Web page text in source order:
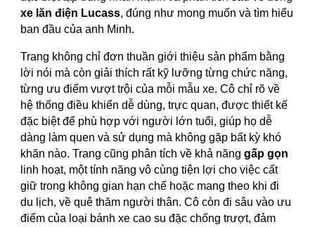
xe lăn điện Lucass, đúng như mong muốn và tìm hiểu
ban đầu của anh Minh.
Trang không chỉ đơn thuần giới thiệu sản phẩm bằng
lời nói mà còn giải thích rất kỹ lưỡng từng chức năng,
từng ưu điểm vượt trội của mỗi mẫu xe. Cô chỉ rõ về
hệ thống điều khiển dễ dùng, trực quan, được thiết kế
đặc biệt để phù hợp với người lớn tuổi, giúp họ dễ
dàng làm quen và sử dụng mà không gặp bất kỳ khó
khăn nào. Trang cũng phân tích về khả nănggấp gọn
linh hoạt, một tính năng vô cùng tiện lợi cho việc cất
giữ trong không gian hạn chế hoặc mang theo khi đi
du lịch, về quê thăm người thân. Cô còn đi sâu vào ưu
điểm của loại bánh xe cao su đặc chống trượt, đảm